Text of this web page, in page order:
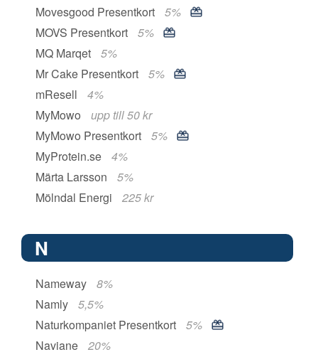
Movesgood Presentkort
5%
MOVS Presentkort
5%
MQ Marqet
5%
Mr Cake Presentkort
5%
mResell
4%
MyMowo
upp till 50 kr
MyMowo Presentkort
5%
MyProtein.se
4%
Märta Larsson
5%
Mölndal Energi
225 kr
N
Nameway
8%
Namly
5,5%
Naturkompaniet Presentkort
5%
Naviane
20%